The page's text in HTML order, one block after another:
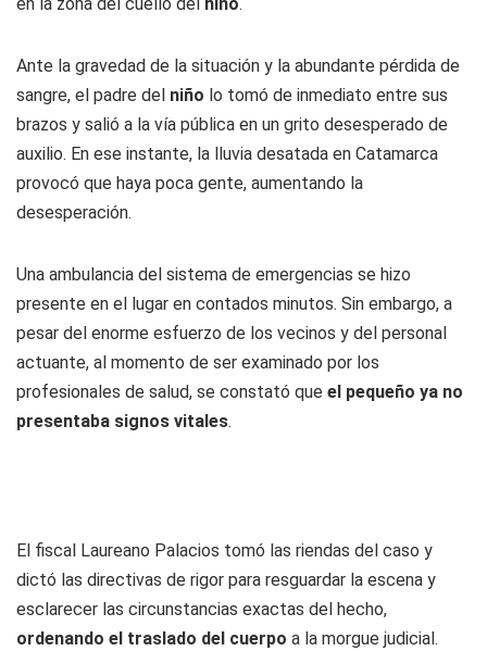
Ante la gravedad de la situación y la abundante pérdida de
sangre, el padre del niño lo tomó de inmediato entre sus
brazos y salió a la vía pública en un grito desesperado de
auxilio. En ese instante, la lluvia desatada en Catamarca
provocó que haya poca gente, aumentando la
desesperación.
Una ambulancia del sistema de emergencias se hizo
presente en el lugar en contados minutos. Sin embargo, a
pesar del enorme esfuerzo de los vecinos y del personal
actuante, al momento de ser examinado por los
profesionales de salud, se constató que el pequeño ya no
presentaba signos vitales.
El fiscal Laureano Palacios tomó las riendas del caso y
dictó las directivas de rigor para resguardar la escena y
esclarecer las circunstancias exactas del hecho,
ordenando el traslado del cuerpo a la morgue judicial.